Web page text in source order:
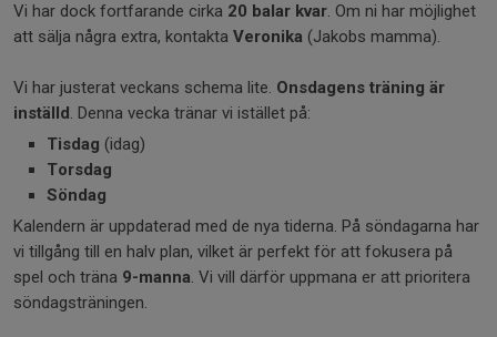
Vi har dock fortfarande cirka 20 balar kvar. Om ni har möjlighet
att sälja några extra, kontakta Veronika (Jakobs mamma).
Vi har justerat veckans schema lite. Onsdagens träning är
inställd. Denna vecka tränar vi istället på:
Tisdag (idag)
Torsdag
Söndag
Kalendern är uppdaterad med de nya tiderna. På söndagarna har
vi tillgång till en halv plan, vilket är perfekt för att fokusera på
spel och träna 9-manna. Vi vill därför uppmana er att prioritera
söndagsträningen.